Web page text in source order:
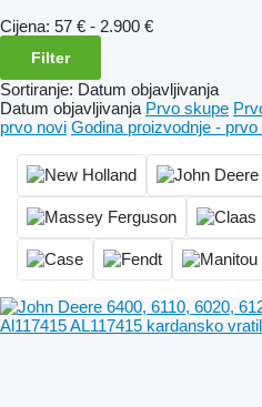
Cijena: 57 € - 2.900 €
Filter
Sortiranje: Datum objavljivanja
Datum objavljivanja Prvo skupe
prvo novi Godina proizvodnje - prvo